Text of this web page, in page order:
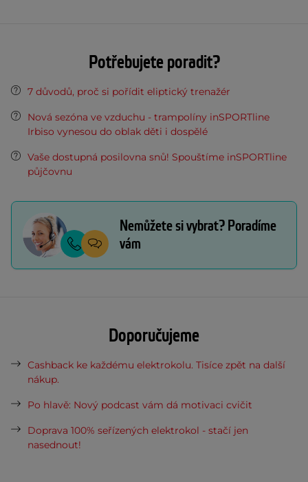
Potřebujete poradit?
7 důvodů, proč si pořídit eliptický trenažér
Nová sezóna ve vzduchu - trampolíny inSPORTline
Irbiso vynesou do oblak děti i dospělé
Vaše dostupná posilovna snů! Spouštíme inSPORTline
půjčovnu
Nemůžete si vybrat? Poradíme
vám
Doporučujeme
Cashback ke každému elektrokolu. Tisíce zpět na další
nákup.
Po hlavě: Nový podcast vám dá motivaci cvičit
Doprava 100% seřízených elektrokol - stačí jen
nasednout!